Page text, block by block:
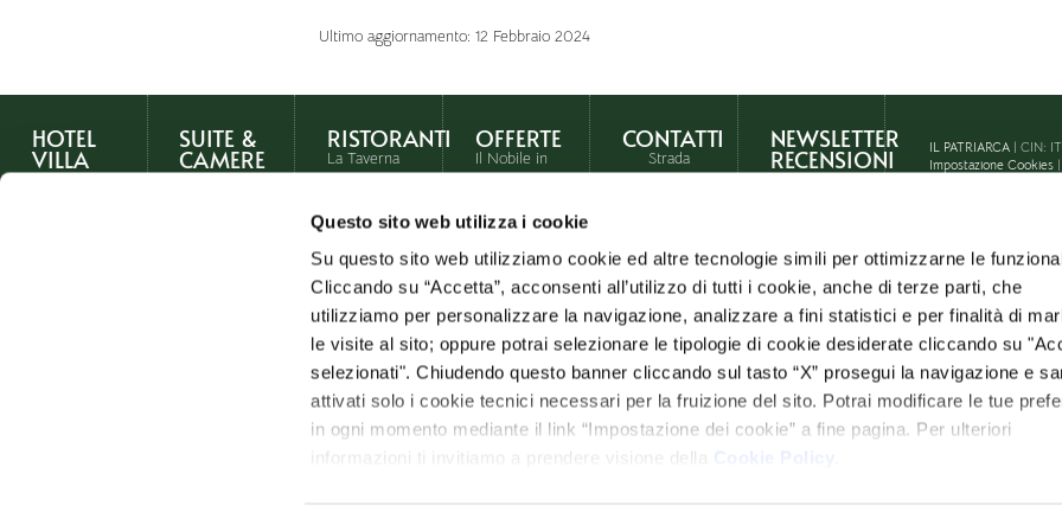
Questo sito web utilizza i cookie
Su questo sito web utilizziamo cookie ed altre tecnologie simili per ottimizzarne le
Cliccando su “Accetta”, acconsenti all’utilizzo di tutti i cookie, anche di terze parti, che
utilizziamo per personalizzare la navigazione, analizzare a fini statistici e per finalità di
le visite al sito; oppure potrai selezionare le tipologie di cookie desiderate cliccando su
selezionati". Chiudendo questo banner cliccando sul tasto “X” prosegui la navigazione e
attivati solo i cookie tecnici necessari per la fruizione del sito. Potrai modificare le tue
in ogni momento mediante il link “Impostazione dei cookie” a fine pagina. Per ulteriori
Ultimo aggiornamento: 12 Febbraio 2024
HOTEL
VILLA
La Struttura
SUITE &
CAMERE
Suite Fellini
RISTORANTI
La Taverna
del Patriarca
I Salotti del
Patriarca
La Chef
Katia
Maccari
un
tavolo
OFFERTE
Il Nobile in
Cantina
Fuga in
Toscana
Notte con
cena in
Taverna
tutte le
Offerte
CONTATTI
Strada
Statale
al Pino
– Chiusi
(SI)
Tel: +39
0578
info@ilpatriarca.it
WhatsApp
NEWSLETTER
RECENSIONI IL PATRIARCA | CIN:
Impostazione Cookies